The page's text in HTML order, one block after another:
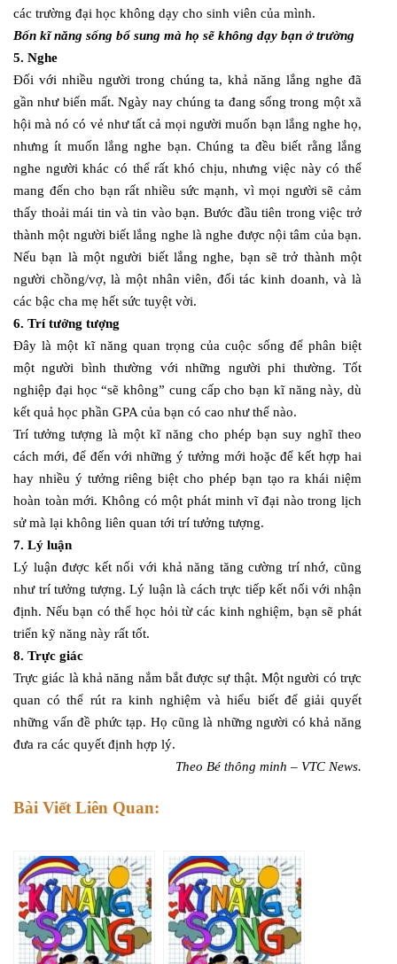
các trường đại học không dạy cho sinh viên của mình.
Bốn kĩ năng sống bổ sung mà họ sẽ không dạy bạn ở trường
5. Nghe
Đối với nhiều người trong chúng ta, khả năng lắng nghe đã
gần như biến mất. Ngày nay chúng ta đang sống trong một xã
hội mà nó có vẻ như tất cả mọi người muốn bạn lắng nghe họ,
nhưng ít muốn lắng nghe bạn. Chúng ta đều biết rằng lắng
nghe người khác có thể rất khó chịu, nhưng việc này có thể
mang đến cho bạn rất nhiều sức mạnh, vì mọi người sẽ cảm
thấy thoải mái tin và tin vào bạn. Bước đầu tiên trong việc trở
thành một người biết lắng nghe là nghe được nội tâm của bạn.
Nếu bạn là một người biết lắng nghe, bạn sẽ trở thành một
người chồng/vợ, là một nhân viên, đối tác kinh doanh, và là
các bậc cha mẹ hết sức tuyệt vời.
6. Trí tưởng tượng
Đây là một kĩ năng quan trọng của cuộc sống để phân biệt
một người bình thường với những người phi thường. Tốt
nghiệp đại học “sẽ không” cung cấp cho bạn kĩ năng này, dù
kết quả học phần GPA của bạn có cao như thế nào.
Trí tưởng tượng là một kĩ năng cho phép bạn suy nghĩ theo
cách mới, để đến với những ý tưởng mới hoặc để kết hợp hai
hay nhiều ý tưởng riêng biệt cho phép bạn tạo ra khái niệm
hoàn toàn mới. Không có một phát minh vĩ đại nào trong lịch
sử mà lại không liên quan tới trí tưởng tượng.
7. Lý luận
Lý luận được kết nối với khả năng tăng cường trí nhớ, cũng
như trí tưởng tượng. Lý luận là cách trực tiếp kết nối với nhận
định. Nếu bạn có thể học hỏi từ các kinh nghiệm, bạn sẽ phát
triển kỹ năng này rất tốt.
8. Trực giác
Trực giác là khả năng nắm bắt được sự thật. Một người có trực
quan có thể rút ra kinh nghiệm và hiểu biết để giải quyết
những vấn đề phức tạp. Họ cũng là những người có khả năng
đưa ra các quyết định hợp lý.
Theo Bé thông minh – VTC News.
Bài Viết Liên Quan: